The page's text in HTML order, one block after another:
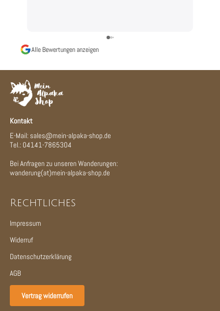
Alle Bewertungen anzeigen
Kontakt
E-Mail: sales@mein-alpaka-shop.de
Tel.: 04141-7865304
Bei Anfragen zu unseren Wanderungen:
wanderung(at)mein-alpaka-shop.de
Rechtliches
Impressum
Widerruf
Datenschutzerklärung
AGB
Vertrag widerrufen